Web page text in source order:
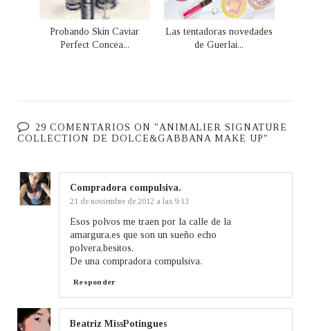
Probando Skin Caviar
Perfect Concea...
Las tentadoras novedades
de Guerlai...
29 COMENTARIOS ON "ANIMALIER SIGNATURE
COLLECTION DE DOLCE&GABBANA MAKE UP"
Compradora compulsiva.
21 de noviembre de 2012 a las 9:13
Esos polvos me traen por la calle de la
amargura,es que son un sueño echo
polvera,besitos.
De una compradora compulsiva.
Responder
Beatriz MissPotingues